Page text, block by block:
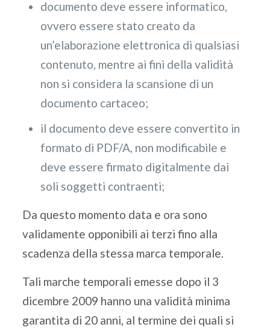
documento deve essere informatico,
ovvero essere stato creato da
un’elaborazione elettronica di qualsiasi
contenuto, mentre ai fini della validità
non si considera la scansione di un
documento cartaceo;
il documento deve essere convertito in
formato di PDF/A, non modificabile e
deve essere firmato digitalmente dai
soli soggetti contraenti;
Da questo momento data e ora sono
validamente opponibili ai terzi fino alla
scadenza della stessa marca temporale.
Tali marche temporali emesse dopo il 3
dicembre 2009 hanno una validità minima
garantita di 20 anni, al termine dei quali si